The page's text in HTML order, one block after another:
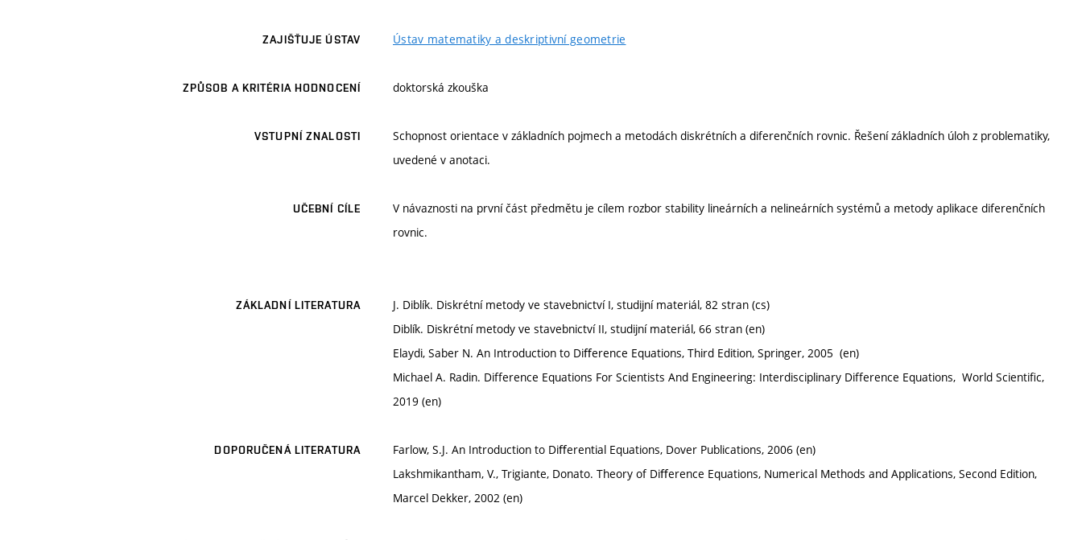
ZAJIŠŤUJE ÚSTAV Ústav matematiky a deskriptivní geometrie
ZPŮSOB A KRITÉRIA HODNOCENÍ doktorská zkouška
VSTUPNÍ ZNALOSTI
Schopnost orientace v základních pojmech a metodách diskrétních a diferenčních rovnic. Řešení základních úloh z problematiky,
uvedené v anotaci.
UČEBNÍ CÍLE
V návaznosti na první část předmětu je cílem rozbor stability lineárních a nelineárních systémů a metody aplikace diferenčních
rovnic.
ZÁKLADNÍ LITERATURA
J. Diblík. Diskrétní metody ve stavebnictví I, studijní materiál, 82 stran (cs)
Diblík. Diskrétní metody ve stavebnictví II, studijní materiál, 66 stran (en)
Elaydi, Saber N. An Introduction to Diﬀerence Equations, Third Edition, Springer, 2005 (en)
Michael A. Radin. Difference Equations For Scientists And Engineering: Interdisciplinary Difference Equations, ‎ World Scientific,
2019 (en)
DOPORUČENÁ LITERATURA
Farlow, S.J. An Introduction to Diﬀerential Equations, Dover Publications, 2006 (en)
Lakshmikantham, V., Trigiante, Donato. Theory of Diﬀerence Equations, Numerical Methods and Applications, Second Edition,
Marcel Dekker, 2002 (en)